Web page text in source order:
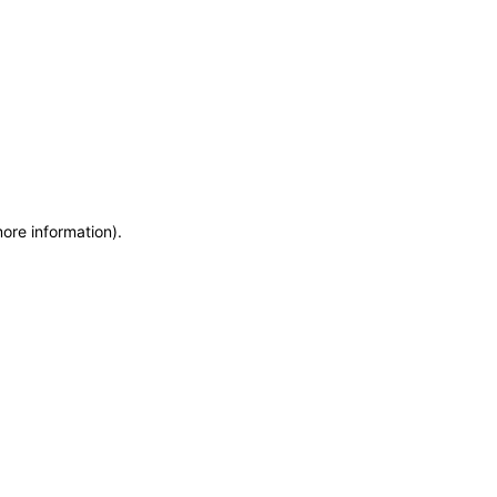
information).